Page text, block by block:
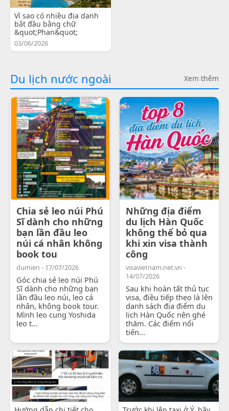
Vì sao có nhiều địa danh
bắt đầu bằng chữ
&quot;Phan&quot;
03/06/2026
Du lịch nước ngoài Xem thêm
Chia sẻ leo núi Phú
Sĩ dành cho những
bạn lần đầu leo
núi cá nhân không
book tou
dumien - 17/07/2026
Góc chia sẻ leo núi Phú
Sĩ dành cho những bạn
lần đầu leo núi, leo cá
nhân, không book tour.
Mình leo cung Yoshida
leo t...
Những địa điểm
du lịch Hàn Quốc
không thể bỏ qua
khi xin visa thành
công
visavietnam.net.vn -
14/07/2026
Sau khi hoàn tất thủ tục
visa, điều tiếp theo là lên
danh sách địa điểm du
lịch Hàn Quốc nên ghé
thăm. Các điểm nổi
tiến...